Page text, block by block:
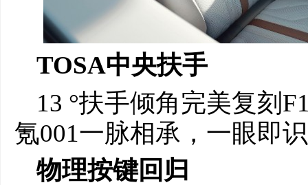
TOSA中央扶手
13 °扶手倾角完美复刻
氪001一脉相承，一眼即
物理按键回归